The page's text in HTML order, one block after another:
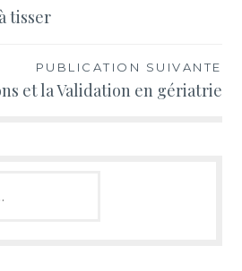
tisser
PUBLICATION SUIVANTE
et la Validation en gériatrie